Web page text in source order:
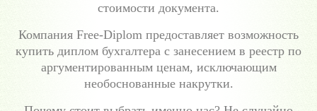
стоимости документа.
Компания Free-Diplom предоставляет возможность
купить диплом бухгалтера с занесением в реестр по
аргументированным ценам, исключающим
необоснованные накрутки.